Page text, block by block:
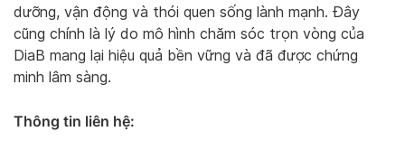
dưỡng, vận động và thói quen sống lành mạnh. Đây
cũng chính là lý do mô hình chăm sóc trọn vòng của
DiaB mang lại hiệu quả bền vững và đã được chứng
minh lâm sàng.
Thông tin liên hệ: